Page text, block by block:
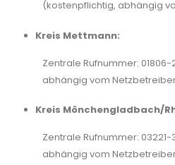
(kostenpflichtig, abhängig
Kreis Mettmann:
Zentrale Rufnummer:
abhängig vom
Kreis Mönchengladbach/
Zentrale Rufnummer:
abhängig vom